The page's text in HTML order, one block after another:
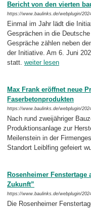
Bericht von den vierten
https://www.baulinks.de/webplugin/
Einmal im Jahr lädt die
Gesprächen in die
Gespräche zählen neben
der Initiative. Am 6. Juni
statt. weiter lesen
Max Frank eröffnet neue
Faserbetonprodukten
https://www.baulinks.de/webplugin/
Nach rund zweijähriger
Produktionsanlage zur
Meilenstein in der
Standort Leiblfing gefeiert
Rosenheimer
Zukunft”
https://www.baulinks.de/webplugin/
Die Rosenheimer